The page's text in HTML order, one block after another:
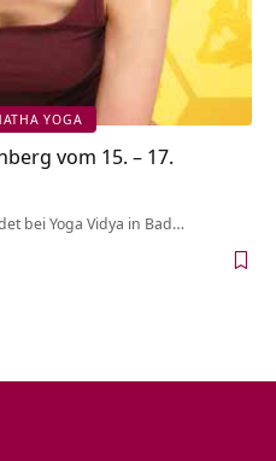
YOGA
vom 15. – 17.
bei Yoga Vidya in Bad…